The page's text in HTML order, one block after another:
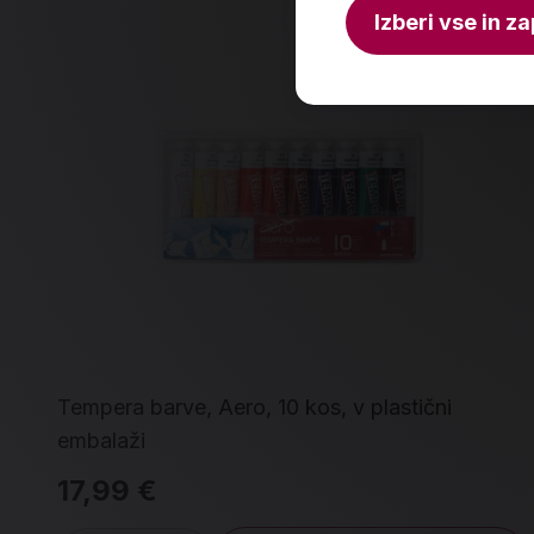
Tempera barve, Aero, 10 kos, v plastični
embalaži
17,99 €
Izberi vse in